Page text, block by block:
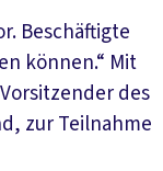
Beschäftigte
können.“ Mit
des
zur Teilnahme